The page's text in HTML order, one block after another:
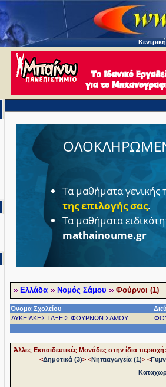
Τα μαθήματα γενικής
της επιλογής σας.
Τα μαθήματα
mathainoume.gr
Ελλάδα Νομός Σάμου Φούρνοι (1)
Όνομα Σχολείου
ΛΥΚΕΙΑΚΕΣ ΤΑΞΕΙΣ ΦΟΥΡΝΩΝ ΣΑΜΟΥ
Άλλες Εκπαιδευτικές Μονάδες στην ίδια περιοχή:
<Δημοτικά (3)> <Νηπιαγωγεία (1)> <